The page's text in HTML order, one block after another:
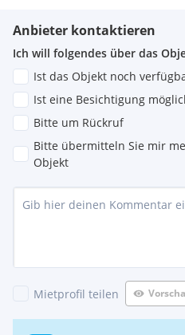
Anbieter kontaktieren
Ich will folgendes über das
Ist das Objekt noch
Ist eine Besichtigung
Bitte um Rückruf
Bitte übermitteln Sie mir
Objekt
Mietprofil teilen